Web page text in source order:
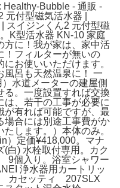
Bubble - 通販 -
付型磁気活水器 |
スイジンくん2 元付型磁
K型活水器 KN-10 家庭
方に！我が家は、家中活
！フィルターが無いの
お使いいただけます。
風呂も天然温泉に！ 一
水道メーターの建屋側
る。一度設置すれば交換
、若干の工事が必要に
が有れば可能ですが、最
場合には別途工事費がか
します。）本体のみ。
）定価¥418,000。マナ
白) 水栓取付専用。カク
個入り。浴室シャワー
浄水器用カートリッ
カセッティ 207SLX